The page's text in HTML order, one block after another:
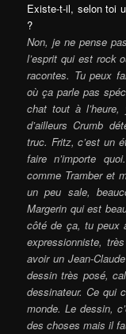
Existe-t-il, selon toi
?
Non, je ne pense
l’esprit qui est rock
racontes. Tu peux
où ça parle pas
chat tout à l’heure,
d’ailleurs Crumb
truc. Fritz, c’est un
faire n’importe
comme Tramber et
un peu sale,
Margerin qui est
côté de ça, tu peux
expressionniste,
avoir un Jean-
dessin très posé,
dessinateur. Ce qui
monde. Le dessin,
des choses mais il